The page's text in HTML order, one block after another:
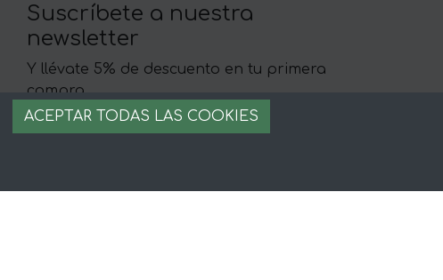
Suscríbete a nuestra
newsletter
Y llévate 5% de descuento en tu primera
compra
ACEPTAR TODAS LAS COOKIES